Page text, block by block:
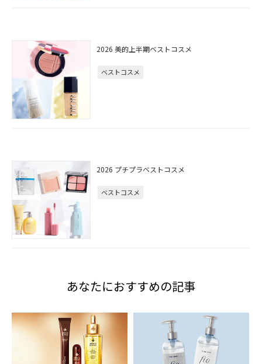
2026 美的上半期ベストコスメ
ベストコスメ
2026 プチプラベストコスメ
ベストコスメ
あなたにおすすめの記事